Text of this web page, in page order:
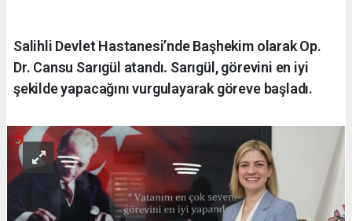
Salihli Devlet Hastanesi’nde Başhekim olarak Op.
Dr. Cansu Sarıgül atandı. Sarıgül, görevini en iyi
şekilde yapacağını vurgulayarak göreve başladı.